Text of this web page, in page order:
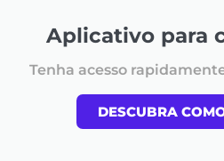
Aplicativo para
Tenha acesso
DESCUBRA